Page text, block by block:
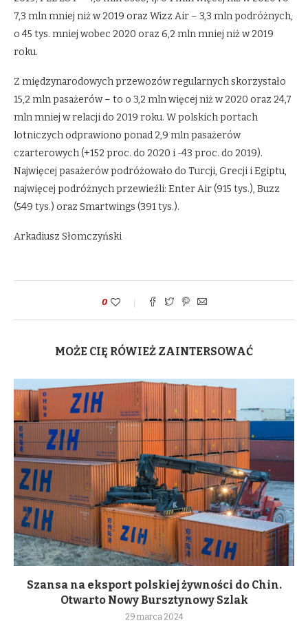
7,3 mln mniej niż w 2019 oraz Wizz Air – 3,3 mln podróżnych,
o 45 tys. mniej wobec 2020 oraz 6,2 mln mniej niż w 2019
roku.
Z międzynarodowych przewozów regularnych skorzystało
15,2 mln pasażerów – to o 3,2 mln więcej niż w 2020 oraz 24,7
mln mniej w relacji do 2019 roku. W polskich portach
lotniczych odprawiono ponad 2,9 mln pasażerów
czarterowych (+152 proc. do 2020 i -43 proc. do 2019).
Najwięcej pasażerów podróżowało do Turcji, Grecji i Egiptu,
najwięcej podróżnych przewieźli: Enter Air (915 tys.), Buzz
(549 tys.) oraz Smartwings (391 tys.).
Arkadiusz Słomczyński
0
MOŻE CIĘ RÓWIEŻ ZAINTERSOWAĆ
Szansa na eksport polskiej żywności do Chin.
Otwarto Nowy Bursztynowy Szlak
29 marca 2024